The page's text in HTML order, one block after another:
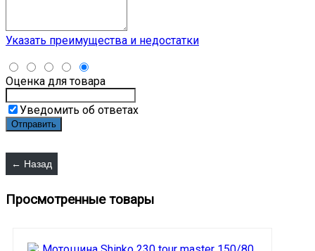
Указать преимущества и недостатки
Оценка для товара
Уведомить об ответах
Просмотренные товары